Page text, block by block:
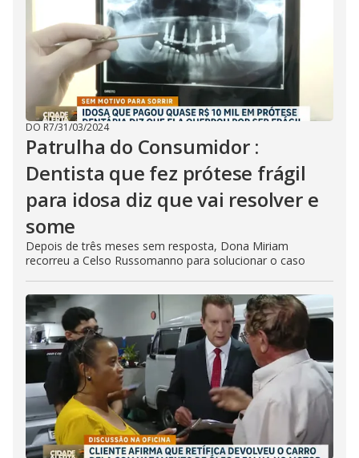
DO R7/31/03/2024
Patrulha do Consumidor :
Dentista que fez prótese frágil
para idosa diz que vai resolver e
some
Depois de três meses sem resposta, Dona Miriam
recorreu a Celso Russomanno para solucionar o caso